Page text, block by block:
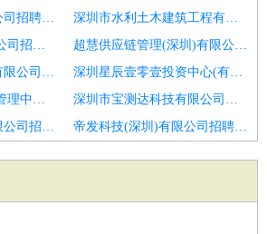
互蓥技术(深圳)有限公司招聘商务专员
深圳市水利土木建筑工程有限公司招聘商务专员
深圳市铁达科技有限公司招聘门窗幕墙设计师
超慧供应链管理(深圳)有限公司招聘商务专员
泽才教育培训(深圳)有限公司招聘商务
深圳星辰壹零壹投资中心(有限合伙)招聘商务专员4000
深圳市厚仁聚财企业管理中心(有限合伙)招聘诚聘#商务专员双休
深圳市宝测达科技有限公司招聘业务员招聘
华安润实业(深圳)有限公司招聘招商顾问
帝发科技(深圳)有限公司招聘电气项目商务专员